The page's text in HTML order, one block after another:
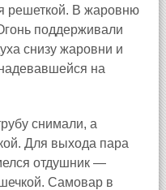
решеткой. В жаровню
поддерживали
снизу жаровни и
на
снимали, а
Для выхода пара
отдушник —
Самовар в